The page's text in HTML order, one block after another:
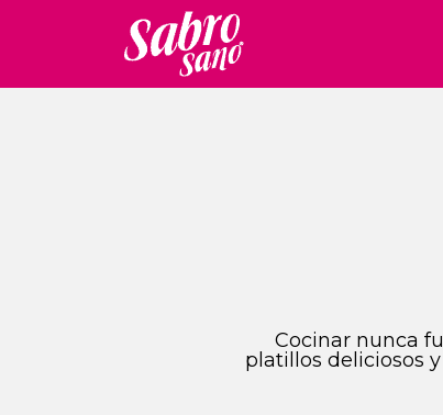
Cocinar nunca
platillos deliciosos